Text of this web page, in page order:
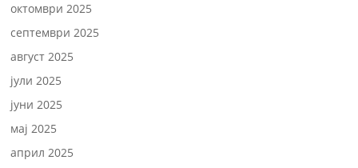
октомври 2025
септември 2025
август 2025
јули 2025
јуни 2025
мај 2025
април 2025